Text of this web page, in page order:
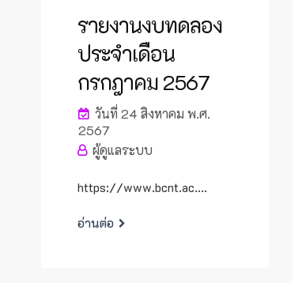
รายงานงบทดลอง
ประจำเดือน
กรกฎาคม 2567
วันที่ 24 สิงหาคม พ.ศ.
2567
ผู้ดูแลระบบ
https://www.bcnt.ac....
อ่านต่อ